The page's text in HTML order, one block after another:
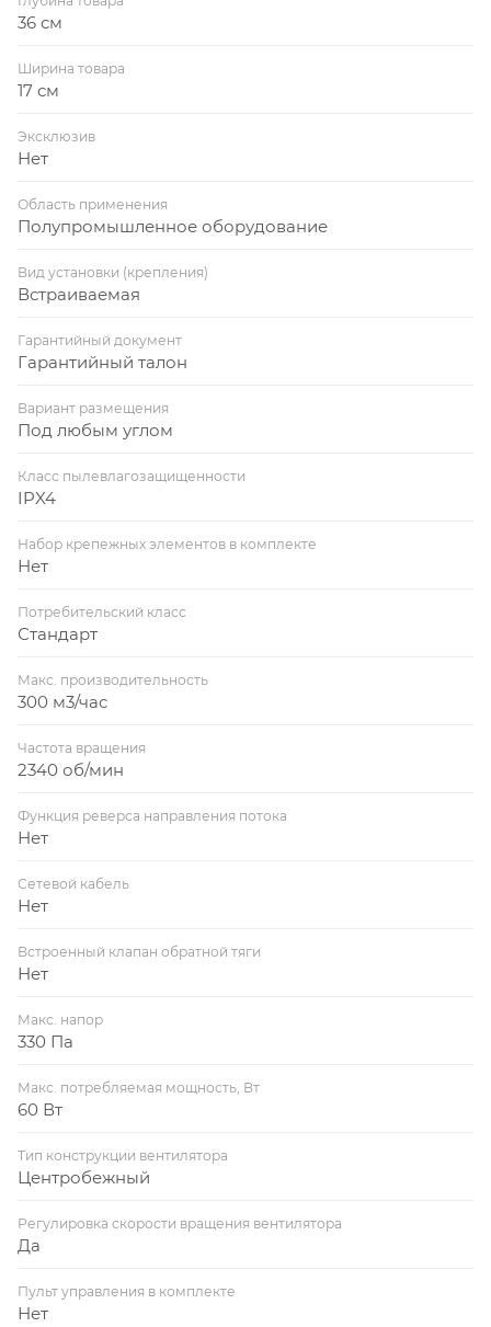
36 см
Ширина товара
17 см
Эксклюзив
Нет
Область применения
Полупромышленное оборудование
Вид установки (крепления)
Встраиваемая
Гарантийный документ
Гарантийный талон
Вариант размещения
Под любым углом
Класс пылевлагозащищенности
IPX4
Набор крепежных элементов в комплекте
Нет
Потребительский класс
Стандарт
Макс. производительность
300 м3/час
Частота вращения
2340 об/мин
Функция реверса направления потока
Нет
Сетевой кабель
Нет
Встроенный клапан обратной тяги
Нет
Макс. напор
330 Па
Макс. потребляемая мощность, Вт
60 Вт
Тип конструкции вентилятора
Центробежный
Регулировка скорости вращения вентилятора
Да
Пульт управления в комплекте
Нет